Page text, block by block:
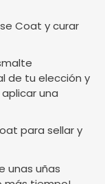
Coat y curar
de tu elección y
una
para sellar y
unas uñas